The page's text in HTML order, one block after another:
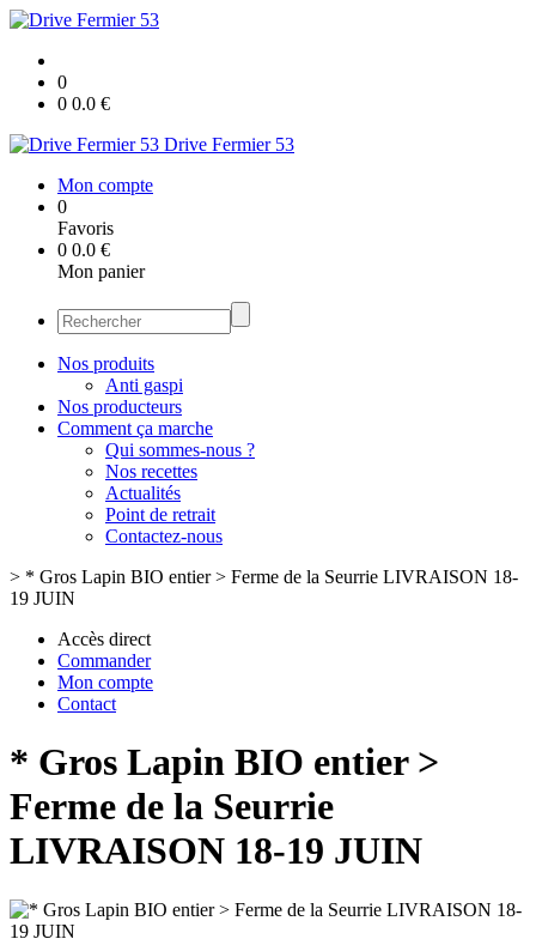
0
0 0.0 €
Drive Fermier 53
Mon compte
0
Favoris
0 0.0 €
Mon panier
Nos produits
Anti gaspi
Nos producteurs
Comment ça marche
Qui sommes-nous ?
Nos recettes
Actualités
Point de retrait
Contactez-nous
> * Gros Lapin BIO entier > Ferme de la Seurrie LIVRAISON 18-
19 JUIN
Accès direct
Commander
Mon compte
Contact
* Gros Lapin BIO entier >
Ferme de la Seurrie
LIVRAISON 18-19 JUIN